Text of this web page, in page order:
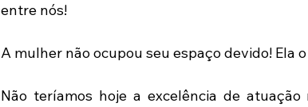
entre nós!
A mulher não ocupou seu espaço devido! Ela
Não teríamos hoje a excelência de